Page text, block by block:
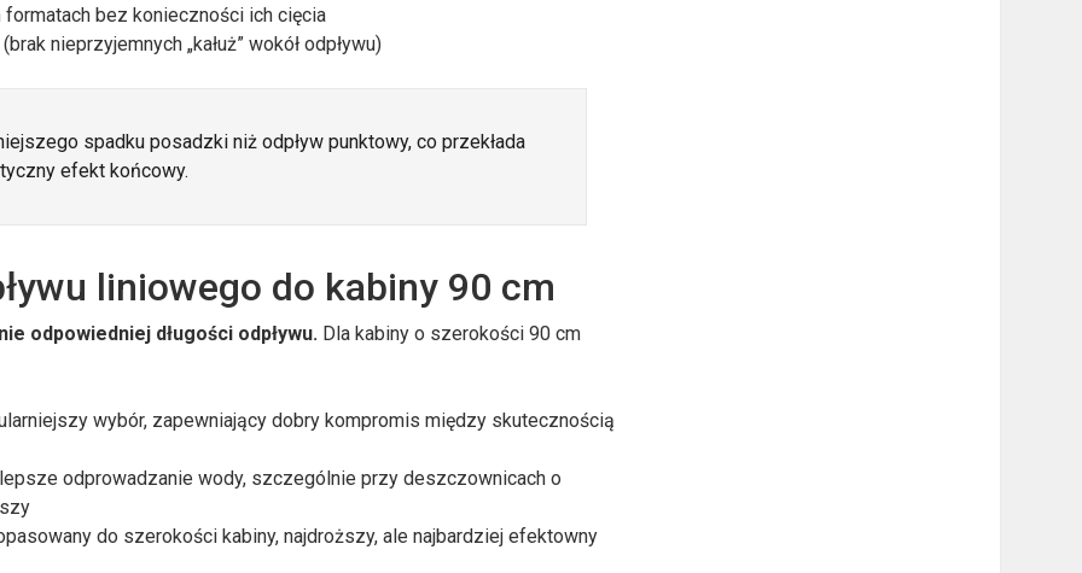
bez konieczności ich cięcia
nieprzyjemnych „kałuż” wokół odpływu)
spadku posadzki niż odpływ punktowy, co przekłada
efekt końcowy.
liniowego do kabiny 90 cm
odpowiedniej długości odpływu. Dla kabiny o szerokości 90 cm
wybór, zapewniający dobry kompromis między skutecznością
odprowadzanie wody, szczególnie przy deszczownicach o
do szerokości kabiny, najdroższy, ale najbardziej efektowny